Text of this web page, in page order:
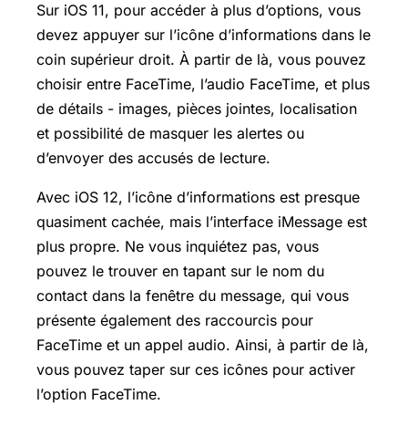
Sur iOS 11, pour accéder à plus d’options, vous
devez appuyer sur l’icône d’informations dans le
coin supérieur droit. À partir de là, vous pouvez
choisir entre FaceTime, l’audio FaceTime, et plus
de détails - images, pièces jointes, localisation
et possibilité de masquer les alertes ou
d’envoyer des accusés de lecture.
Avec iOS 12, l’icône d’informations est presque
quasiment cachée, mais l’interface iMessage est
plus propre. Ne vous inquiétez pas, vous
pouvez le trouver en tapant sur le nom du
contact dans la fenêtre du message, qui vous
présente également des raccourcis pour
FaceTime et un appel audio. Ainsi, à partir de là,
vous pouvez taper sur ces icônes pour activer
l’option FaceTime.